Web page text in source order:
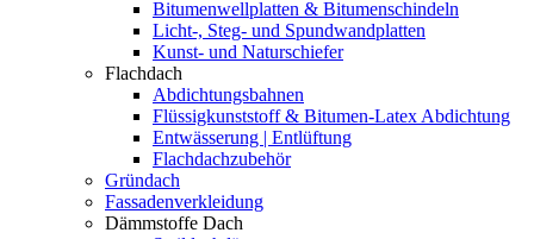
Bitumenwellplatten & Bitumenschindeln
Licht-, Steg- und Spundwandplatten
Kunst- und Naturschiefer
Flachdach
Abdichtungsbahnen
Flüssigkunststoff & Bitumen-Latex Abdichtung
Entwässerung | Entlüftung
Flachdachzubehör
Gründach
Fassadenverkleidung
Dämmstoffe Dach